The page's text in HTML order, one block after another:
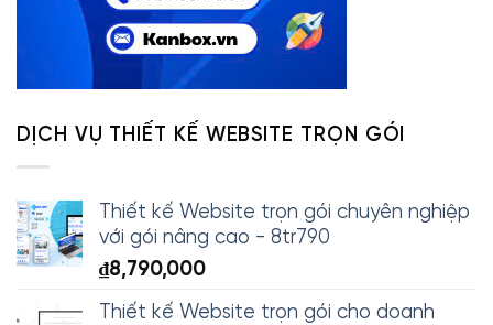
DỊCH VỤ THIẾT KẾ WEBSITE TRỌN GÓI
Thiết kế Website trọn gói chuyên nghiệp
với gói nâng cao - 8tr790
₫8,790,000
Thiết kế Website trọn gói cho doanh